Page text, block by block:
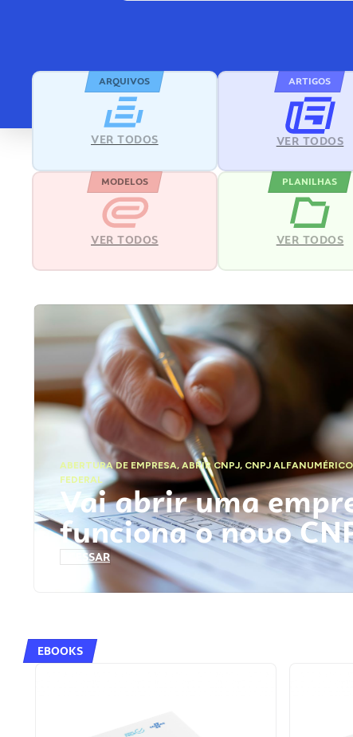
ARQUIVOS
VER TODOS
ARTIGOS
VER TODOS
MODELOS
VER TODOS
PLANILHAS
VER TODOS
ABERTURA DE EMPRESA,ABRIR CNPJ, CNPJ ALFANUMÉRICO
FEDERAL
Vai abrir uma
funciona o novo
ACESSAR
EBOOKS